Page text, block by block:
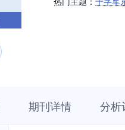
期刊详情 分析